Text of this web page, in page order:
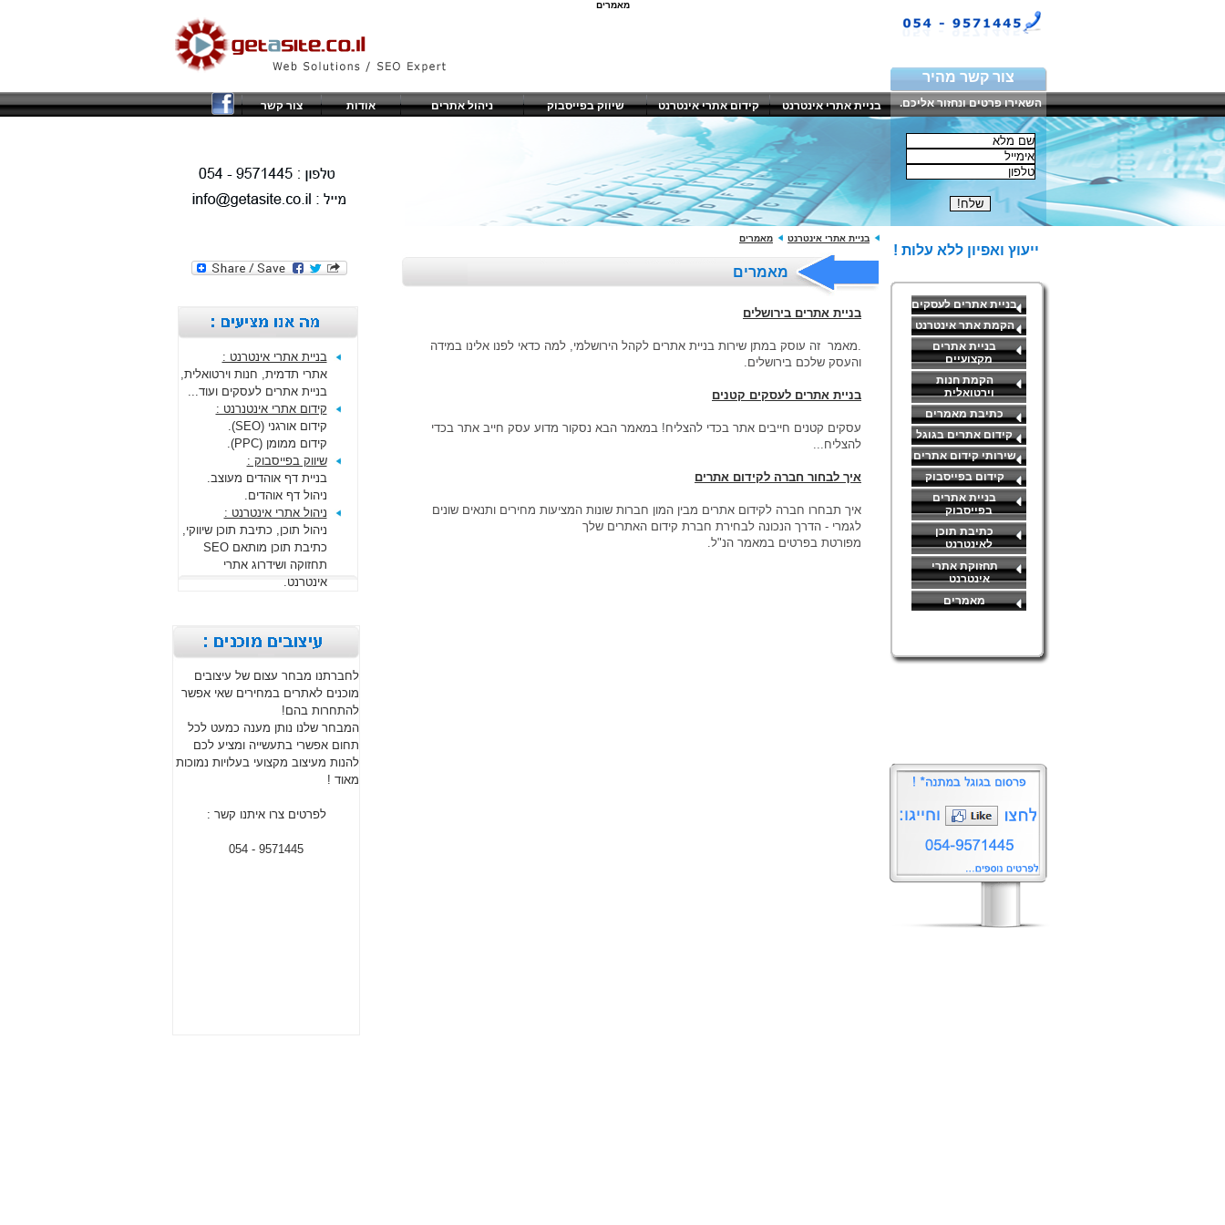
מאמרים
צור קשר מהיר
השאירו פרטים ונחזור אליכם. בניית אתרי אינטרנט קידום אתרי אינטרנט שיווק בפייסבוק ניהול אתרים אודות צור קשר
ייעוץ ואפיון ללא עלות !
בניית אתרים לעסקים
הקמת אתר אינטרנט
בניית אתרים
מקצועיים
הקמת חנות
וירטואלית
כתיבת מאמרים
קידום אתרים בגוגל
שירותי קידום אתרים
קידום בפייסבוק
בניית אתרים
בפייסבוק
כתיבת תוכן
לאינטרנט
תחזוקת אתרי
אינטרנט
מאמרים
בניית אתרי אינטרנט מאמרים
מאמרים
בניית אתרים בירושלים
.מאמר זה עוסק במתן שירות בניית אתרים לקהל הירושלמי, למה כדאי לפנו אלינו במידה
והעסק שלכם בירושלים.
בניית אתרים לעסקים קטנים
עסקים קטנים חייבים אתר בכדי להצליח! במאמר הבא נסקור מדוע עסק חייב אתר בכדי
להצליח...
איך לבחור חברה לקידום אתרים
איך תבחרו חברה לקידום אתרים מבין המון חברות שונות המציעות מחירים ותנאים שונים
לגמרי - הדרך הנכונה לבחירת חברת קידום האתרים שלך
מפורטת בפרטים במאמר הנ"ל.
בניית אתרי אינטרנט :
אתרי תדמית, חנות וירטואלית,
בניית אתרים לעסקים ועוד...
קידום אתרי אינטנרנט :
קידום אורגני (SEO).
קידום ממומן (PPC).
שיווק בפייסבוק :
בניית דף אוהדים מעוצב.
ניהול דף אוהדים.
ניהול אתרי אינטרנט :
ניהול תוכן, כתיבת תוכן שיווקי,
כתיבת תוכן מותאם SEO
תחזוקה ושידרוג אתרי
אינטרנט.
לחברתנו מבחר עצום של עיצובים
מוכנים לאתרים במחירים שאי אפשר
להתחרות בהם!
המבחר שלנו נותן מענה כמעט לכל
תחום אפשרי בתעשייה ומציע לכם
להנות מעיצוב מקצועי בעלויות נמוכות
מאוד !
לפרטים צרו איתנו קשר :
9571445 - 054